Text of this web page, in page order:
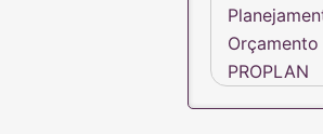
PROPLAN